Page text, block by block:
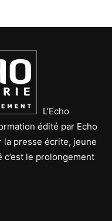
L’Echo
édité par Echo
la presse écrite, jeune
le prolongement